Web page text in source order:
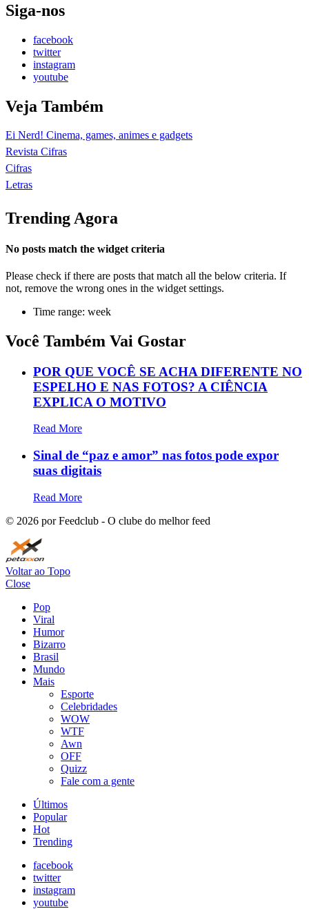
Siga-nos
facebook
twitter
instagram
youtube
Veja Também
Ei Nerd! Cinema, games, animes e gadgets
Revista Cifras
Cifras
Letras
Trending Agora
No posts match the widget criteria
Please check if there are posts that match all the below criteria. If
not, remove the wrong ones in the widget settings.
Time range: week
Você Também Vai Gostar
POR QUE VOCÊ SE ACHA DIFERENTE NO
ESPELHO E NAS FOTOS? A CIÊNCIA
EXPLICA O MOTIVO
Read More
Sinal de “paz e amor” nas fotos pode expor
suas digitais
Read More
© 2026 por Feedclub - O clube do melhor feed
Voltar ao Topo
Close
Pop
Viral
Humor
Bizarro
Brasil
Mundo
Mais
Esporte
Celebridades
WOW
WTF
Awn
OFF
Quizz
Fale com a gente
Últimos
Popular
Hot
Trending
facebook
twitter
instagram
youtube